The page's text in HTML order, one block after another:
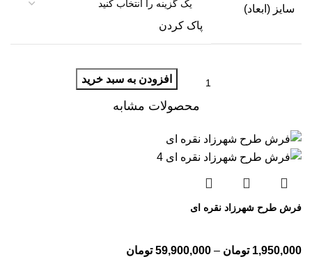
سایز (ابعاد)
پاک کردن
افزودن به سبد خرید
محصولات مشابه
فرش طرح شهرزاد نقره ای
1,950,000 تومان –
59,900,000 تومان